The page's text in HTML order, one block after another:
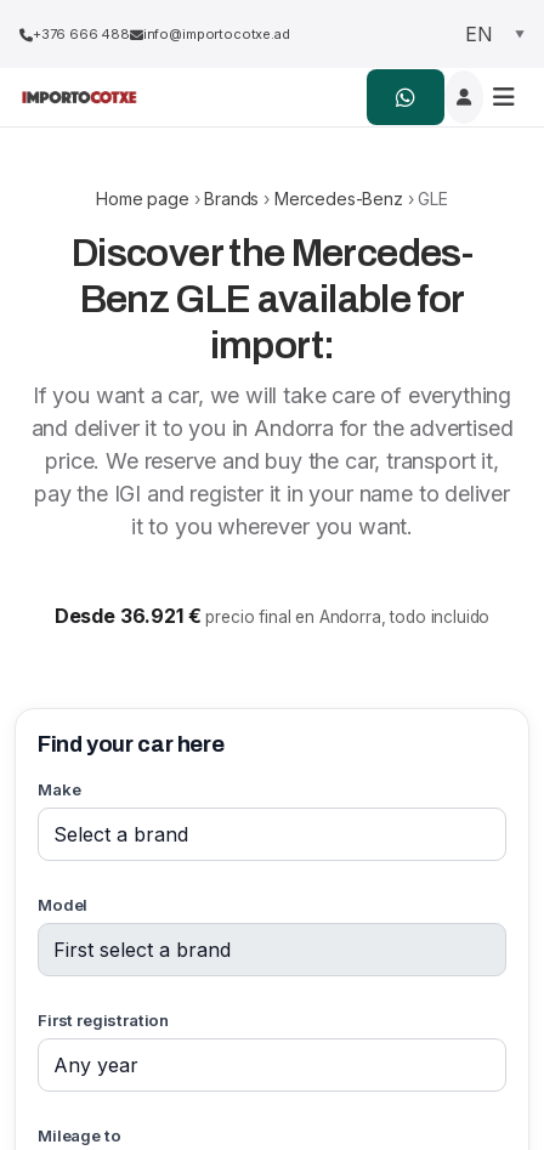
+376 666 488 info@importocotxe.ad
Home page ›Brands › Mercedes-Benz › GLE
Discover the Mercedes-
Benz GLE available for
import:
If you want a car, we will take care of everything
and deliver it to you in Andorra for the advertised
price. We reserve and buy the car, transport it,
pay the IGI and register it in your name to deliver
it to you wherever you want.
Desde 36.921 €precio final en Andorra, todo incluido
Find your car here
Make
Model
First registration
Mileage to